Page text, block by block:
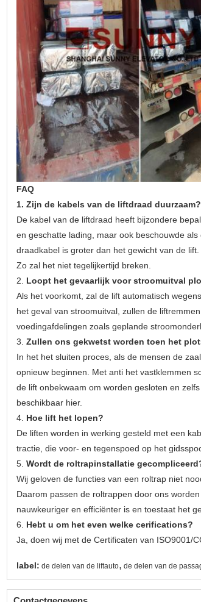
FAQ
1. Zijn de kabels van de liftdraad duurzaam?
De kabel van de liftdraad heeft bijzondere
en geschatte lading, maar ook beschouwde
draadkabel is groter dan het gewicht van de
Zo zal het niet tegelijkertijd breken.
2. Loopt het gevaarlijk voor stroomuitval
Als het voorkomt, zal de lift automatisch
het geval van stroomuitval, zullen de
voedingafdelingen zoals geplande
3. Zullen ons gekwetst worden toen het
In het het sluiten proces, als de mensen de
opnieuw beginnen. Met anti het vastklemmen
de lift onbekwaam om worden gesloten en
beschikbaar hier.
4. Hoe lift het lopen?
De liften worden in werking gesteld met een
tractie, die voor- en tegenspoed op het
5. Wordt de roltrapinstallatie
Wij geloven de functies van een roltrap niet
Daarom passen de roltrappen door ons
nauwkeuriger en efficiënter is en toestaat het
6. Hebt u om het even welke cerifications?
Ja, doen wij met de Certificaten van ISO9001/
label: de delen van de liftauto, de delen van de